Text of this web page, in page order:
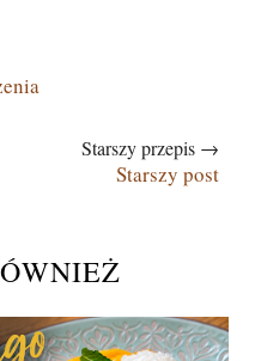
Starszy przepis →
Starszy post